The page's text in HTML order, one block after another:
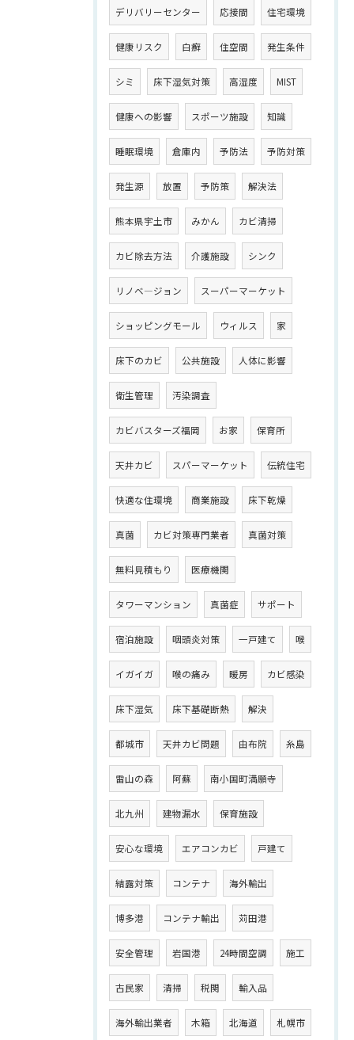
デリバリーセンター 応接間 住宅環境
健康リスク 白癬 住空間 発生条件
シミ 床下湿気対策 高湿度 MIST
健康への影響 スポーツ施設 知識
睡眠環境 倉庫内 予防法 予防対策
発生源 放置 予防策 解決法
熊本県宇土市 みかん カビ清掃
カビ除去方法 介護施設 シンク
リノベ―ジョン スーパーマーケット
ショッピングモール ウィルス 家
床下のカビ 公共施設 人体に影響
衛生管理 汚染調査
カビバスターズ福岡 お家 保育所
天井カビ スパーマーケット 伝統住宅
快適な住環境 商業施設 床下乾燥
真菌 カビ対策専門業者 真菌対策
無料見積もり 医療機関
タワーマンション 真菌症 サポート
宿泊施設 咽頭炎対策 一戸建て 喉
イガイガ 喉の痛み 暖房 カビ感染
床下湿気 床下基礎断熱 解決
都城市 天井カビ問題 由布院 糸島
雷山の森 阿蘇 南小国町満願寺
北九州 建物漏水 保育施設
安心な環境 エアコンカビ 戸建て
結露対策 コンテナ 海外輸出
博多港 コンテナ輸出 苅田港
安全管理 岩国港 24時間空調 施工
古民家 清掃 税関 輸入品
海外輸出業者 木箱 北海道 札幌市